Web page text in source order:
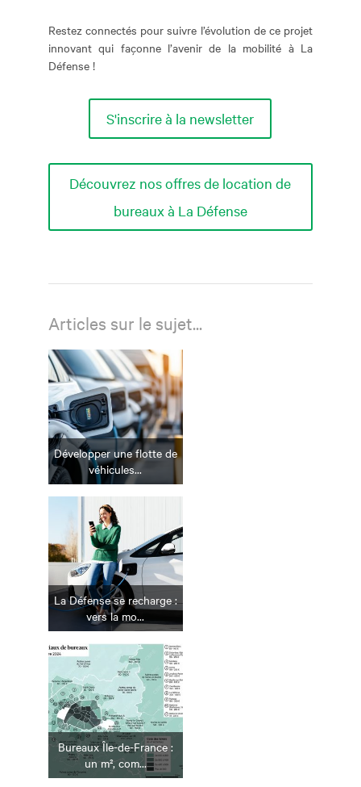
Restez connectés pour suivre l’évolution de ce projet
innovant qui façonne l’avenir de la mobilité à La
Défense !
S'inscrire à la newsletter
Découvrez nos offres de location de
bureaux à La Défense
Articles sur le sujet...
Développer une flotte de
véhicules...
La Défense se recharge :
vers la mo...
Bureaux Île-de-France :
un m², com...